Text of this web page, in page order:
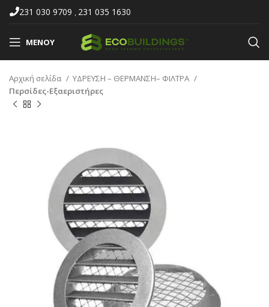
231 030 9709 , 231 035 1630
ΜΕΝΟΎ
Αρχική σελίδα
ΥΔΡΕΥΣΗ – ΘΕΡΜΑΝΣΗ– ΦΙΛΤΡΑ
Περσίδες-Εξαεριστήρες